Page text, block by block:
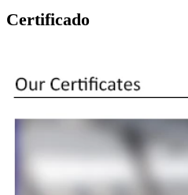
Certificado